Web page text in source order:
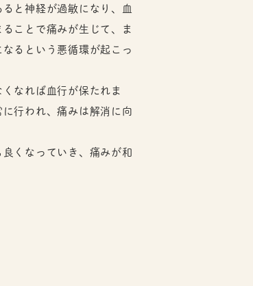
と神経が過敏になり、血
ことで痛みが生じて、ま
るという悪循環が起こっ
なれば血行が保たれま
行われ、痛みは解消に向
くなっていき、痛みが和